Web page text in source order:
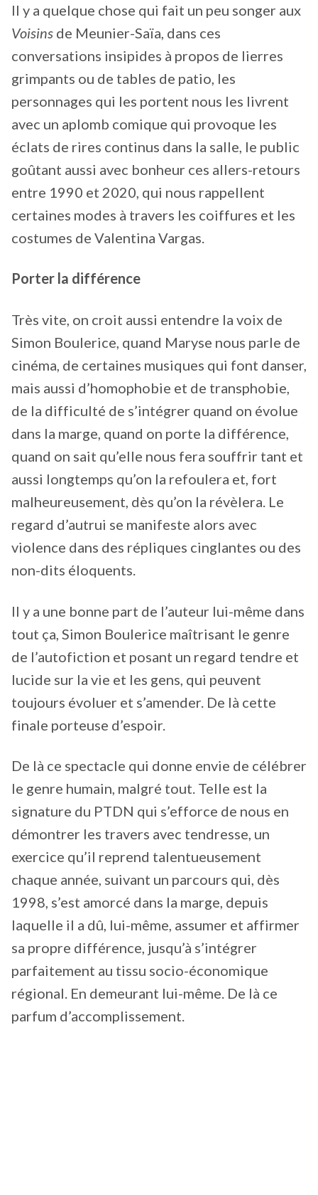
Il y a quelque chose qui fait un peu songer aux
Voisins de Meunier-Saïa, dans ces
conversations insipides à propos de lierres
grimpants ou de tables de patio, les
personnages qui les portent nous les livrent
avec un aplomb comique qui provoque les
éclats de rires continus dans la salle, le public
goûtant aussi avec bonheur ces allers-retours
entre 1990 et 2020, qui nous rappellent
certaines modes à travers les coiffures et les
costumes de Valentina Vargas.
Porter la différence
Très vite, on croit aussi entendre la voix de
Simon Boulerice, quand Maryse nous parle de
cinéma, de certaines musiques qui font danser,
mais aussi d’homophobie et de transphobie,
de la difficulté de s’intégrer quand on évolue
dans la marge, quand on porte la différence,
quand on sait qu’elle nous fera souffrir tant et
aussi longtemps qu’on la refoulera et, fort
malheureusement, dès qu’on la révèlera. Le
regard d’autrui se manifeste alors avec
violence dans des répliques cinglantes ou des
non-dits éloquents.
Il y a une bonne part de l’auteur lui-même dans
tout ça, Simon Boulerice maîtrisant le genre
de l’autofiction et posant un regard tendre et
lucide sur la vie et les gens, qui peuvent
toujours évoluer et s’amender. De là cette
finale porteuse d’espoir.
De là ce spectacle qui donne envie de célébrer
le genre humain, malgré tout. Telle est la
signature du PTDN qui s’efforce de nous en
démontrer les travers avec tendresse, un
exercice qu’il reprend talentueusement
chaque année, suivant un parcours qui, dès
1998, s’est amorcé dans la marge, depuis
laquelle il a dû, lui-même, assumer et affirmer
sa propre différence, jusqu’à s’intégrer
parfaitement au tissu socio-économique
régional. En demeurant lui-même. De là ce
parfum d’accomplissement.